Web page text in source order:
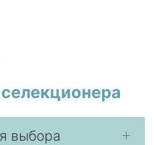
выбора